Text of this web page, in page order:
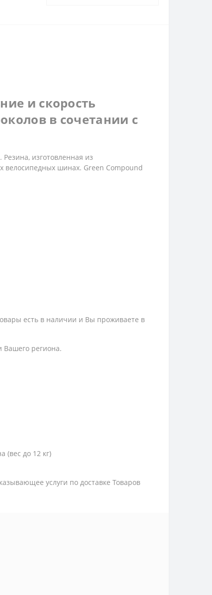
и скорость
в сочетании с
изготовленная из
велосипедных шинах. Green Compound
есть в наличии и Вы проживаете в
Вашего региона.
(вес до 12 кг)
услуги по доставке Товаров